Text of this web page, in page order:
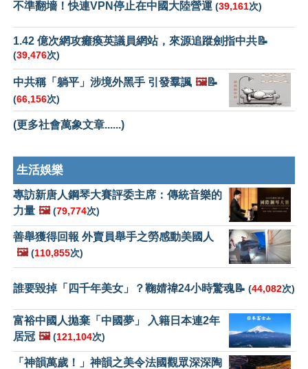
不準翻墻！快連VPN停止在中國大陸營運 (39,161次)
1.42 億次網攻癱瘓英議員網站，來源追蹤劍指中共📝
(39,476次)
中共稱「躺平」涉境外黑手 引發羣諷 🖼️📝
(66,156次)
(更多社會萬象文章......)
生活娛樂
專訪新唐人鋼琴大賽評委主席：傳統音樂的
力量 🖼️ (79,774次)
善舉獲得回報 外賣員舉手之勞感動美國人
🖼️ (110,855次)
誰要毀掉「四千年美女」？鞠婧禕24小時驚魂📝 (44,082次)
富裕中國人拋棄「中國夢」 入籍日本連2年
居冠 🖼️ (121,104次)
「神韻萬歲！」神韻之美令法國觀眾深深陶